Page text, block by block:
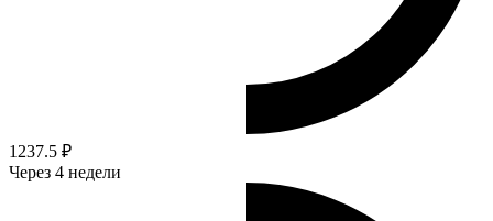
1237.5 ₽
Через 4 недели